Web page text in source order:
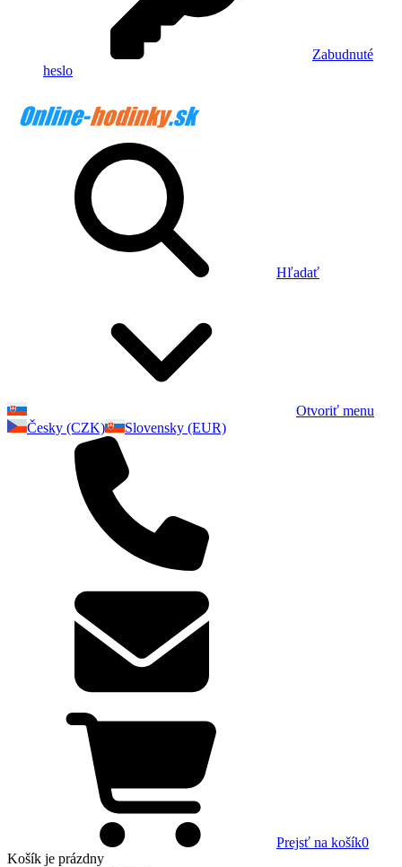
Zabudnuté
heslo
Hľadať
Otvoriť menu
Česky (CZK)
Slovensky (EUR)
Prejsť na košík0
Košík je prázdny